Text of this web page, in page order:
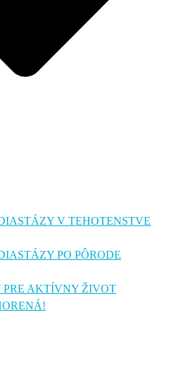
V TEHOTENSTVE
PO PÔRODE
AKTÍVNY ŽIVOT